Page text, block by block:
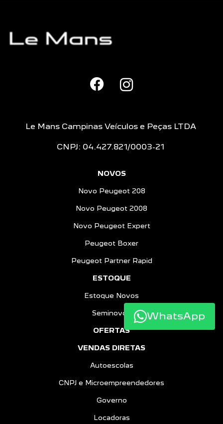
Le Mans Campinas Veículos e Peças LTDA
CNPJ: 04.427.821/0003-21
NOVOS
Novo Peugeot 208
Novo Peugeot 2008
Novo Peugeot Expert
Peugeot Boxer
Peugeot Partner Rapid
ESTOQUE
Estoque Novos
Seminovos
OFERTAS
VENDAS DIRETAS
Autoescolas
CNPJ e Microempreendedores
Governo
Locadoras
WhatsApp